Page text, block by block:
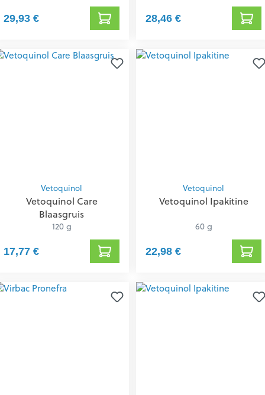
29,93 € 28,46 €
Vetoquinol
Vetoquinol Care
Blaasgruis
120 g
17,77 €
Vetoquinol
Vetoquinol Ipakitine
60 g
22,98 €